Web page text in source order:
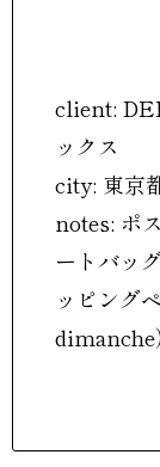
client:
ックス
city: 東京
notes: ポ
ートバッ
ッピング
dimanche）